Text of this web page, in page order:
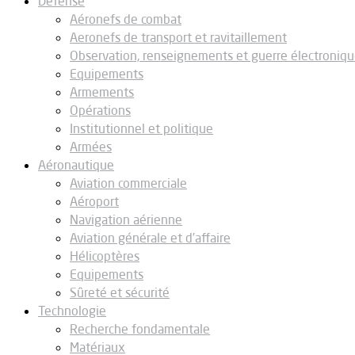
Aéronefs de combat
Aeronefs de transport et ravitaillement
Observation, renseignements et guerre
Equipements
Armements
Opérations
Institutionnel et politique
Armées
Aéronautique
Aviation commerciale
Aéroport
Navigation aérienne
Aviation générale et d’affaire
Hélicoptères
Equipements
Sûreté et sécurité
Technologie
Recherche fondamentale
Matériaux